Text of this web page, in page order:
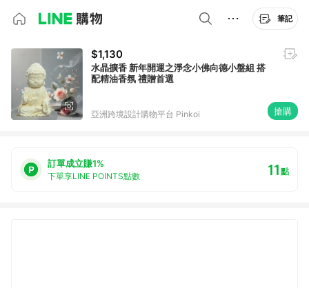
筆記
$1,130
水晶擴香 新年開運之淨念小佛向德小盤組 搭
配精油香氛 禮贈首選
亞洲跨境設計購物平台 Pinkoi 搶購
訂單成立賺1%
下單享LINE POINTS點數 11點